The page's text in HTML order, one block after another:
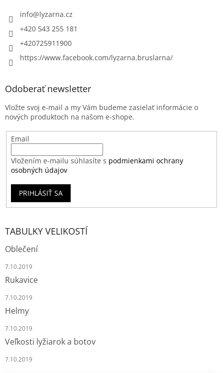
info@lyzarna.cz
+420 543 255 181
+420725911900
https://www.facebook.com/lyzarna.bruslarna/
Odoberať newsletter
Vložte svoj e-mail a my Vám budeme zasielať informácie o
nových produktoch na našom e-shope.
Email
Vložením e-mailu súhlasíte s podmienkami ochrany
osobných údajov
PRIHLÁSIŤ SA
TABULKY VELIKOSTÍ
Oblečení
7.10.2019
Rukavice
7.10.2019
Helmy
7.10.2019
Veľkosti lyžiarok a botov
7.10.2019